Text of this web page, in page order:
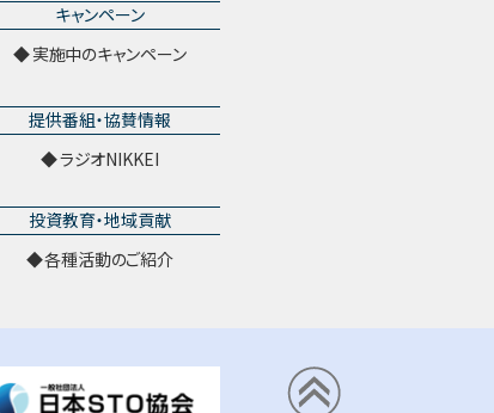
キャンペーン
実施中のキャンペーン
提供番組・協賛情報
ラジオNIKKEI
投資教育・地域貢献
各種活動のご紹介